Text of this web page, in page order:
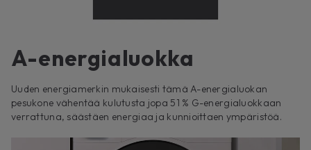
A-energialuokka
Uuden energiamerkin mukaisesti tämä A-energialuokan
pesukone vähentää kulutusta jopa 51 % G-energialuokkaan
verrattuna, säästäen energiaa ja kunnioittaen ympäristöä.